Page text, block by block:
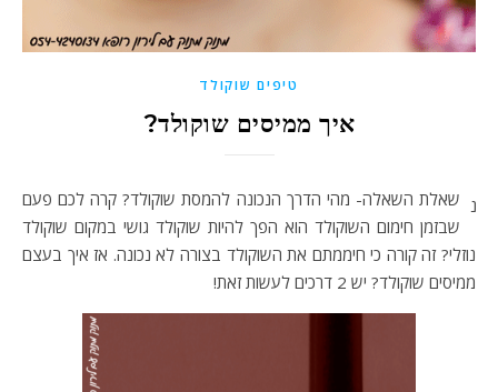
טיפים שוקולד
איך ממיסים שוקולד?
נ שאלת השאלה- מהי הדרך הנכונה להמסת שוקולד? קרה לכם פעם
שבזמן חימום השוקולד הוא הפך להיות שוקולד גושי במקום שוקולד
נוזלי? זה קורה כי חיממתם את השוקולד בצורה לא נכונה. אז איך בעצם
ממיסים שוקולד? יש 2 דרכים לעשות זאת!